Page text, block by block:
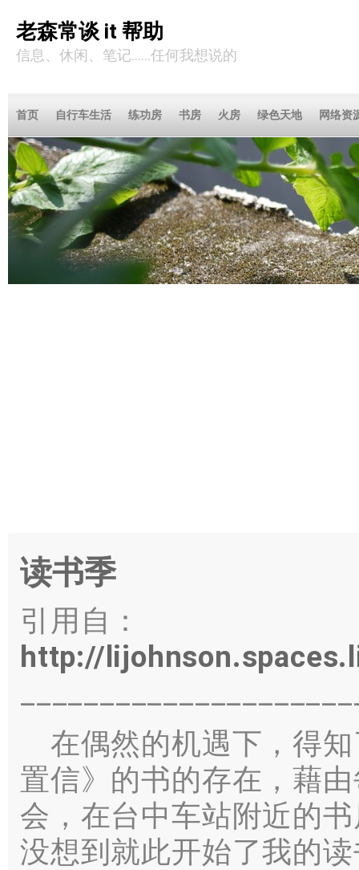
老森常谈 it 帮助
信息、休闲、笔记……任何我想说的
首页 自行车生活 练功房 书房 火房 绿色天地 网络资
读书季
引用自：
http://
在偶然的机遇下，得
置信》的书的存在，藉
会，在台中车站附近的
没想到就此开始了我的